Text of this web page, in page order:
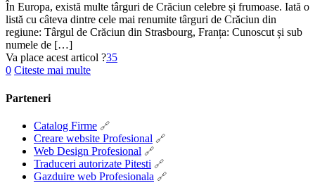
În Europa, există multe târguri de Crăciun celebre și frumoase. Iată o
listă cu câteva dintre cele mai renumite târguri de Crăciun din
regiune: Târgul de Crăciun din Strasbourg, Franța: Cunoscut și sub
numele de […]
Va place acest articol ?35
0 Citeste mai multe
Parteneri
Catalog Firme
Creare website Profesional
Web Design Profesional
Traduceri autorizate Pitesti
Gazduire web Profesionala